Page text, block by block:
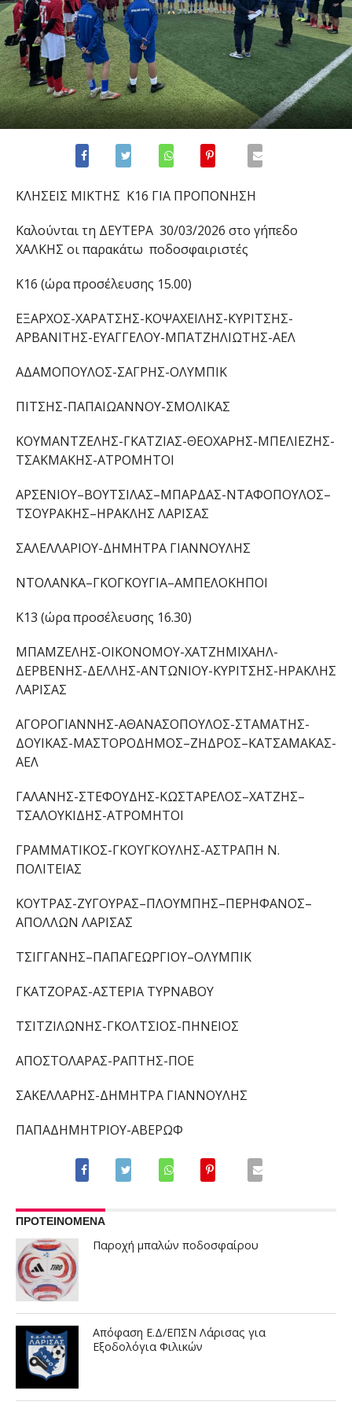
ΚΛΗΣΕΙΣ ΜΙΚΤΗΣ Κ16 ΓΙΑ ΠΡΟΠΟΝΗΣΗ
Καλούνται τη ΔΕΥΤΕΡΑ 30/03/2026 στο γήπεδο
ΧΑΛΚΗΣ οι παρακάτω ποδοσφαιριστές
Κ16 (ώρα προσέλευσης 15.00)
ΕΞΑΡΧΟΣ-ΧΑΡΑΤΣΗΣ-ΚΟΨΑΧΕΙΛΗΣ-ΚΥΡΙΤΣΗΣ-
ΑΡΒΑΝΙΤΗΣ-ΕΥΑΓΓΕΛΟΥ-ΜΠΑΤΖΗΛΙΩΤΗΣ-ΑΕΛ
ΑΔΑΜΟΠΟΥΛΟΣ-ΣΑΓΡΗΣ-ΟΛΥΜΠΙΚ
ΠΙΤΣΗΣ-ΠΑΠΑΙΩΑΝΝΟΥ-ΣΜΟΛΙΚΑΣ
ΚΟΥΜΑΝΤΖΕΛΗΣ-ΓΚΑΤΖΙΑΣ-ΘΕΟΧΑΡΗΣ-ΜΠΕΛΙΕΖΗΣ-
ΤΣΑΚΜΑΚΗΣ-ΑΤΡΟΜΗΤΟΙ
ΑΡΣΕΝΙΟΥ–ΒΟΥΤΣΙΛΑΣ–ΜΠΑΡΔΑΣ-ΝΤΑΦΟΠΟΥΛΟΣ–
ΤΣΟΥΡΑΚΗΣ–ΗΡΑΚΛΗΣ ΛΑΡΙΣΑΣ
ΣΑΛΕΛΛΑΡΙΟΥ-ΔΗΜΗΤΡΑ ΓΙΑΝΝΟΥΛΗΣ
ΝΤΟΛΑΝΚΑ–ΓΚΟΓΚΟΥΓΙΑ–ΑΜΠΕΛΟΚΗΠΟΙ
Κ13 (ώρα προσέλευσης 16.30)
ΜΠΑΜΖΕΛΗΣ-ΟΙΚΟΝΟΜΟΥ-ΧΑΤΖΗΜΙΧΑΗΛ-
ΔΕΡΒΕΝΗΣ-ΔΕΛΛΗΣ-ΑΝΤΩΝΙΟΥ-ΚΥΡΙΤΣΗΣ-ΗΡΑΚΛΗΣ
ΛΑΡΙΣΑΣ
ΑΓΟΡΟΓΙΑΝΝΗΣ-ΑΘΑΝΑΣΟΠΟΥΛΟΣ-ΣΤΑΜΑΤΗΣ-
ΔΟΥΙΚΑΣ-ΜΑΣΤΟΡΟΔΗΜΟΣ–ΖΗΔΡΟΣ–ΚΑΤΣΑΜΑΚΑΣ-
ΑΕΛ
ΓΑΛΑΝΗΣ-ΣΤΕΦΟΥΔΗΣ-ΚΩΣΤΑΡΕΛΟΣ–ΧΑΤΖΗΣ–
ΤΣΑΛΟΥΚΙΔΗΣ-ΑΤΡΟΜΗΤΟΙ
ΓΡΑΜΜΑΤΙΚΟΣ-ΓΚΟΥΓΚΟΥΛΗΣ-ΑΣΤΡΑΠΗ Ν.
ΠΟΛΙΤΕΙΑΣ
ΚΟΥΤΡΑΣ-ΖΥΓΟΥΡΑΣ–ΠΛΟΥΜΠΗΣ–ΠΕΡΗΦΑΝΟΣ–
ΑΠΟΛΛΩΝ ΛΑΡΙΣΑΣ
ΤΣΙΓΓΑΝΗΣ–ΠΑΠΑΓΕΩΡΓΙΟΥ–ΟΛΥΜΠΙΚ
ΓΚΑΤΖΟΡΑΣ-ΑΣΤΕΡΙΑ ΤΥΡΝΑΒΟΥ
ΤΣΙΤΖΙΛΩΝΗΣ-ΓΚΟΛΤΣΙΟΣ-ΠΗΝΕΙΟΣ
ΑΠΟΣΤΟΛΑΡΑΣ-ΡΑΠΤΗΣ-ΠΟΕ
ΣΑΚΕΛΛΑΡΗΣ-ΔΗΜΗΤΡΑ ΓΙΑΝΝΟΥΛΗΣ
ΠΑΠΑΔΗΜΗΤΡΙΟΥ-ΑΒΕΡΩΦ
ΠΡΟΤΕΙΝΟΜΕΝΑ
Παροχή μπαλών ποδοσφαίρου
Απόφαση Ε.Δ/ΕΠΣΝ Λάρισας για
Εξοδολόγια Φιλικών